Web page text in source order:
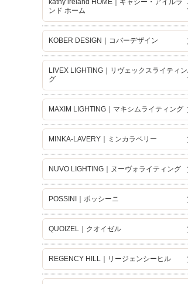
kathy ireland HOME｜キャシー・アイルラ
ンド ホーム
KOBER DESIGN｜コバーデザイン
LIVEX LIGHTING｜リヴェックスライティン
グ
MAXIM LIGHTING｜マキシムライティング
MINKA-LAVERY｜ミンカラベリー
NUVO LIGHTING｜ヌーヴォライティング
POSSINI｜ポッシーニ
QUOIZEL｜クオイゼル
REGENCY HILL｜リージェンシーヒル